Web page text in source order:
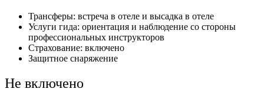
Трансферы: встреча в отеле и высадка в отеле
Услуги гида: ориентация и наблюдение со стороны
профессиональных инструкторов
Страхование: включено
Защитное снаряжение
Не включено